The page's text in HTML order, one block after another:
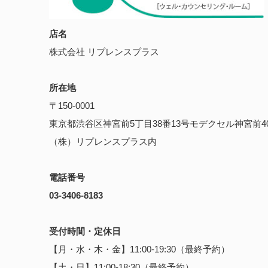
店名
株式会社 リプレンスプラス
所在地
〒150-0001
東京都渋谷区神宮前5丁目38番13号モデクセル神宮前
（株）リプレンスプラス内
電話番号
03-3406-8183
受付時間・定休日
【月・水・木・金】11:00-19:30（最終予約）